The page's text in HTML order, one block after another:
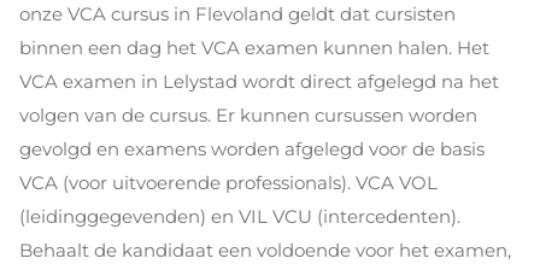
onze VCA cursus in Flevoland geldt dat cursisten
binnen een dag het VCA examen kunnen halen. Het
VCA examen in Lelystad wordt direct afgelegd na het
volgen van de cursus. Er kunnen cursussen worden
gevolgd en examens worden afgelegd voor de basis
VCA (voor uitvoerende professionals). VCA VOL
(leidinggegevenden) en VIL VCU (intercedenten).
Behaalt de kandidaat een voldoende voor het examen,